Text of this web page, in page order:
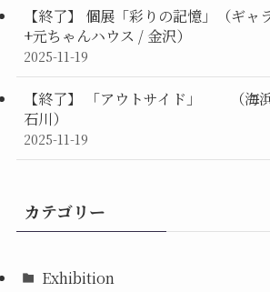
【終了】 個展「彩りの記憶」（ギャ
+元ちゃんハウス / 金沢）
2025-11-19
【終了】 「アウトサイド」 （海
石川）
2025-11-19
カテゴリー
Exhibition